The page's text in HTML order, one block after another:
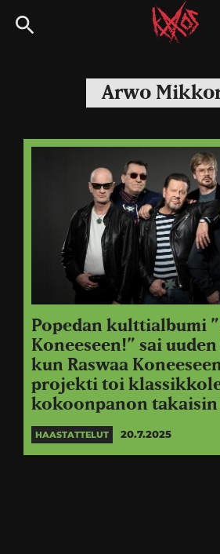
Siirry
suoraan
Kaaoszine
Arwo
Popedan kulttialbumi
Koneeseen!” sai
kun Raswaa
projekti toi
kokoonpanon
HAASTATTELUT 20.7.2025